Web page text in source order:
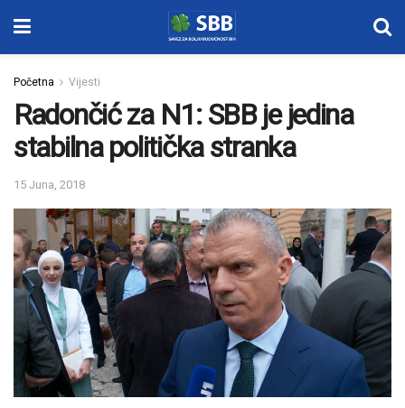
Početna Vijesti
Radončić za N1: SBB je jedina
stabilna politička stranka
15 Juna, 2018